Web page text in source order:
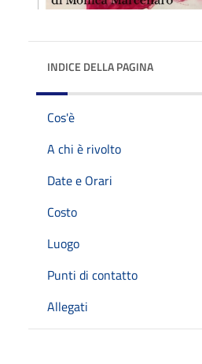
INDICE DELLA PAGINA
Cos'è
A chi è rivolto
Date e Orari
Costo
Luogo
Punti di contatto
Allegati